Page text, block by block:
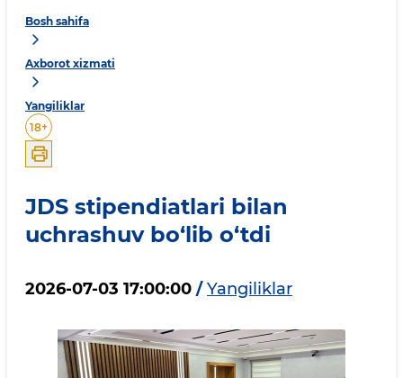
Bosh sahifa
Axborot xizmati
Yangiliklar
18+
JDS stipendiatlari bilan
uchrashuv bo‘lib o‘tdi
2026-07-03 17:00:00 / Yangiliklar